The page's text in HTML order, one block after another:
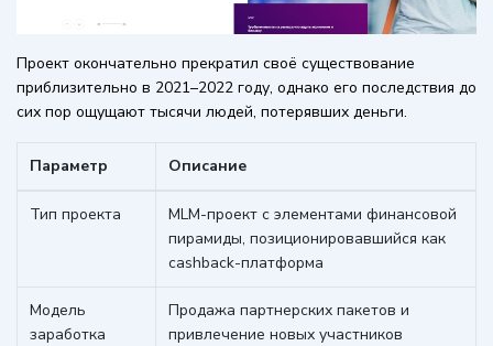
Проект окончательно прекратил своё существование
приблизительно в 2021–2022 году, однако его последствия до
сих пор ощущают тысячи людей, потерявших деньги.
Параметр Описание
Тип проекта
MLM-проект с элементами финансовой
пирамиды, позиционировавшийся как
cashback-платформа
Модель
заработка
Продажа партнерских пакетов и
привлечение новых участников